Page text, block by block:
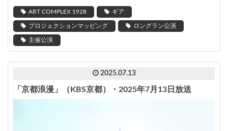
ART COMPLEX 1928 ギア
プロジェクションマッピング ロングラン公演
主催公演
2025.07.13
「京都浪漫」（KBS京都）・2025年7月13日放送